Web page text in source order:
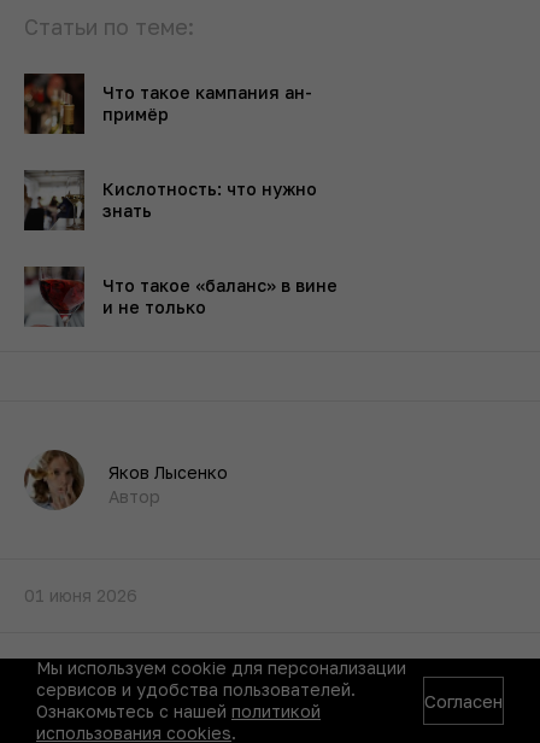
Статьи по теме:
Что такое кампания ан-
примёр
Кислотность: что нужно
знать
Что такое «баланс» в вине
и не только
Яков Лысенко
Автор
01 июня 2026
Мы используем cookie для персонализации
сервисов и удобства пользователей.
Ознакомьтесь с нашей политикой
использования cookies.
Согласен